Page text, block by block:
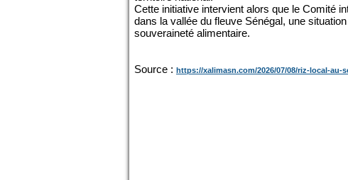
Cette initiative intervient alors que le Comité
dans la vallée du fleuve Sénégal, une
souveraineté alimentaire.
Source : https://xalimasn.com/2026/07/08/riz-local-au-